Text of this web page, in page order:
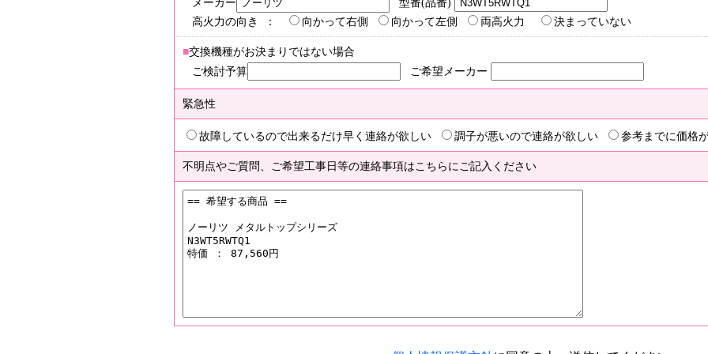
メーカー
型番(品番)
高火力の向き ：
向かって右側 向かって左側 両高火力 決まっていない
■交換機種がお決まりではない場合
ご検討予算
ご希望メーカー
緊急性
故障しているので出来るだけ早く連絡が欲しい 調子が悪いので連絡が欲しい 参考までに価格
不明点やご質問、ご希望工事日等の連絡事項はこちらにご記入ください